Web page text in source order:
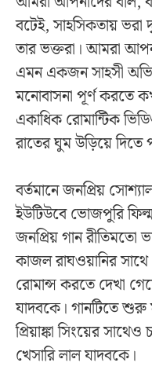
বটেই, সাহসিকতায়
তার ভক্তরা। আমরা
এমন একজন সাহসী
মনোবাসনা পূর্ণ করতে
একাধিক রোমান্টিক
রাতের ঘুম উড়িয়ে দিতে
বর্তমানে জনপ্রিয়
ইউটিউবে ভোজপুরি ফিল্ম
জনপ্রিয় গান রীতিমতো
কাজল রাঘওয়ানির
রোমান্স করতে দেখা
যাদবকে। গানটিতে শুরু
প্রিয়াঙ্কা সিংয়ের
খেসারি লাল যাদবকে।